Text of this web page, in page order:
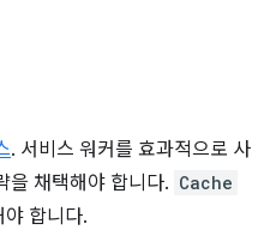
. 서비스 워커를 효과적으로 사
을 채택해야 합니다. Cache
합니다.